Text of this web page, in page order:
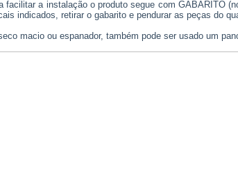
facilitar a instalação o produto segue com
indicados, retirar o gabarito e pendurar as peças do
macio ou espanador, também pode ser usado um